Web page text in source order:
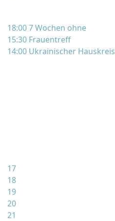
18:00 7 Wochen ohne
15:30 Frauentreff
14:00 Ukrainischer Hauskreis
17
18
19
20
21